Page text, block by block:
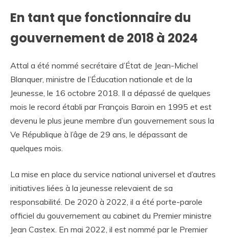
En tant que fonctionnaire du
gouvernement de 2018 à 2024
Attal a été nommé secrétaire d’État de Jean-Michel
Blanquer, ministre de l’Éducation nationale et de la
Jeunesse, le 16 octobre 2018. Il a dépassé de quelques
mois le record établi par François Baroin en 1995 et est
devenu le plus jeune membre d’un gouvernement sous la
Ve République à l’âge de 29 ans, le dépassant de
quelques mois.
La mise en place du service national universel et d’autres
initiatives liées à la jeunesse relevaient de sa
responsabilité. De 2020 à 2022, il a été porte-parole
officiel du gouvernement au cabinet du Premier ministre
Jean Castex. En mai 2022, il est nommé par le Premier